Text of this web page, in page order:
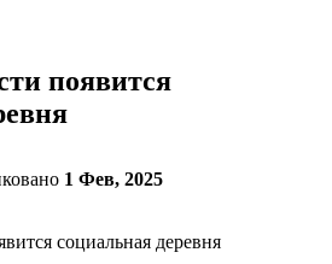
появится
1 Фев, 2025